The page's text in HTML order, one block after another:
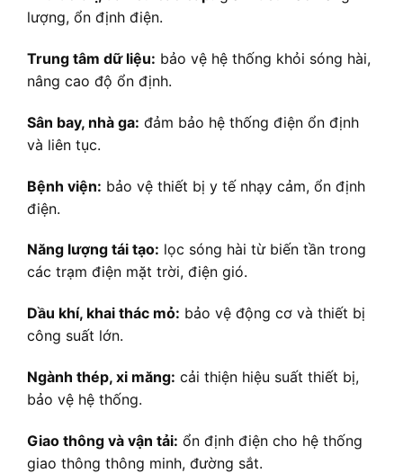
lượng, ổn định điện.
Trung tâm dữ liệu: bảo vệ hệ thống khỏi sóng hài,
nâng cao độ ổn định.
Sân bay, nhà ga: đảm bảo hệ thống điện ổn định
và liên tục.
Bệnh viện: bảo vệ thiết bị y tế nhạy cảm, ổn định
điện.
Năng lượng tái tạo: lọc sóng hài từ biến tần trong
các trạm điện mặt trời, điện gió.
Dầu khí, khai thác mỏ: bảo vệ động cơ và thiết bị
công suất lớn.
Ngành thép, xi măng: cải thiện hiệu suất thiết bị,
bảo vệ hệ thống.
Giao thông và vận tải: ổn định điện cho hệ thống
giao thông thông minh, đường sắt.